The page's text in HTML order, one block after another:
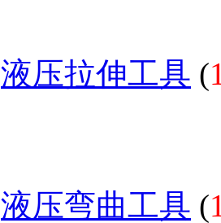
液压拉伸工具 (
液压弯曲工具 (